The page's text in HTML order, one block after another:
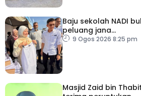
Baju sekolah NADI
peluang jana
pendapatan, bantu
9 Ogos 2026 8:25 pm
Masjid Zaid bin Thabit